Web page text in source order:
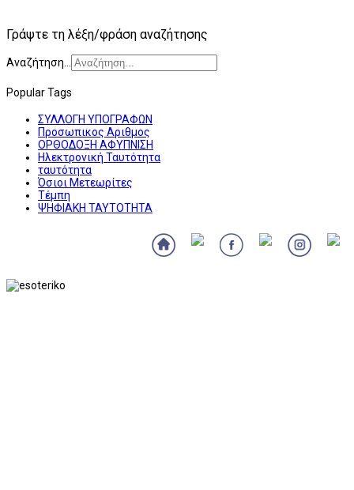
Γράψτε τη λέξη/φράση αναζήτησης
Αναζήτηση...
Popular Tags
ΣΥΛΛΟΓΗ ΥΠΟΓΡΑΦΩΝ
Προσωπικος Αριθμος
ΟΡΘΟΔΟΞΗ ΑΦΥΠΝΙΣΗ
Ηλεκτρονική Ταυτότητα
ταυτότητα
Όσιοι Μετεωρίτες
Τέμπη
ΨΗΦΙΑΚΗ ΤΑΥΤΟΤΗΤΑ